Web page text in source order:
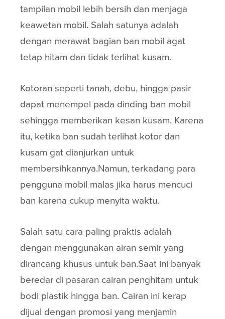
tampilan mobil lebih bersih dan menjaga
keawetan mobil. Salah satunya adalah
dengan merawat bagian ban mobil agat
tetap hitam dan tidak terlihat kusam.
Kotoran seperti tanah, debu, hingga pasir
dapat menempel pada dinding ban mobil
sehingga memberikan kesan kusam. Karena
itu, ketika ban sudah terlihat kotor dan
kusam gat dianjurkan untuk
membersihkannya.Namun, terkadang para
pengguna mobil malas jika harus mencuci
ban karena cukup menyita waktu.
Salah satu cara paling praktis adalah
dengan menggunakan airan semir yang
dirancang khusus untuk ban.Saat ini banyak
beredar di pasaran cairan penghitam untuk
bodi plastik hingga ban. Cairan ini kerap
dijual dengan promosi yang menjamin